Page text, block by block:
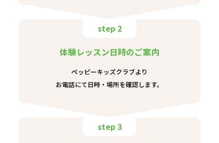
step 2
体験レッスン日時のご案内
ペッピーキッズクラブより
お電話にて日時・場所を確認します。
step 3